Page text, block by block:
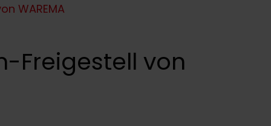
WAREMA
Freigestell von